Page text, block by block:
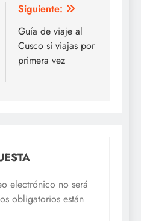
Siguiente:
Guía de viaje al
Cusco si viajas por
primera vez
electrónico no será
obligatorios están